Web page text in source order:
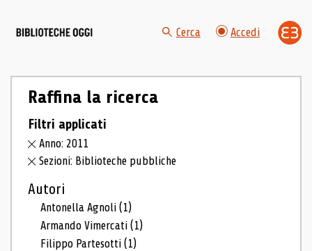
Cerca Accedi
Raffina la ricerca
Filtri applicati
Anno: 2011
Sezioni: Biblioteche pubbliche
Autori
Antonella Agnoli(1)
Armando Vimercati(1)
Filippo Partesotti(1)